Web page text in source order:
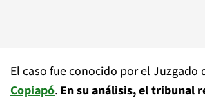
El caso fue conocido por el Juzgado
Copiapó. En su análisis, el tribunal